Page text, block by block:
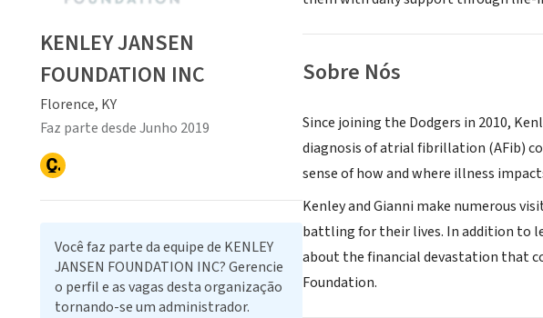
Sobre Nós
Since joining the Dodgers in 2010,
diagnosis of atrial fibrillation (AFib)
sense of how and where illness
Kenley and Gianni make numerous
battling for their lives. In addition to
about the financial devastation that
Foundation.
KENLEY JANSEN
FOUNDATION INC
Florence, KY
Faz parte desde Junho 2019
Você faz parte da equipe de KENLEY
JANSEN FOUNDATION INC? Gerencie
o perfil e as vagas desta organização
tornando-se um administrador.